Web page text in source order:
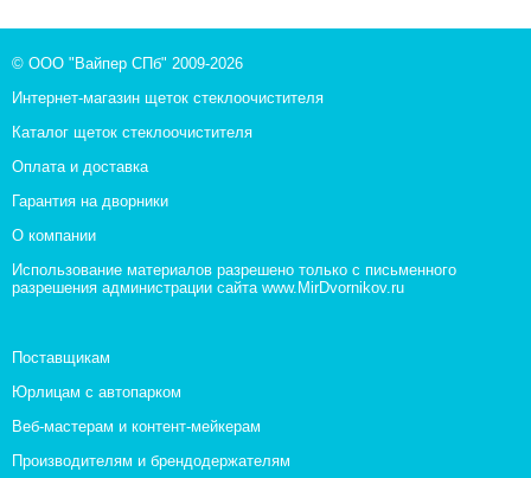
© ООО "Вайпер СПб" 2009-2026
Интернет-магазин щеток стеклоочистителя
Каталог щеток стеклоочистителя
Оплата и доставка
Гарантия на дворники
О компании
Использование материалов разрешено только с письменного
разрешения администрации сайта www.MirDvornikov.ru
Поставщикам
Юрлицам с автопарком
Веб-мастерам и контент-мейкерам
Производителям и брендодержателям